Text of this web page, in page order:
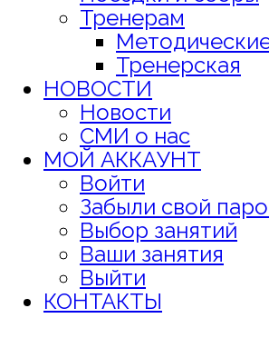
Тренерам
Тренерская
НОВОСТИ
Новости
СМИ о нас
МОЙ АККАУНТ
Войти
Забыли свой
Выбор занятий
Ваши занятия
Выйти
КОНТАКТЫ